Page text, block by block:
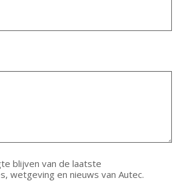
blijven van de laatste
wetgeving en nieuws van Autec.